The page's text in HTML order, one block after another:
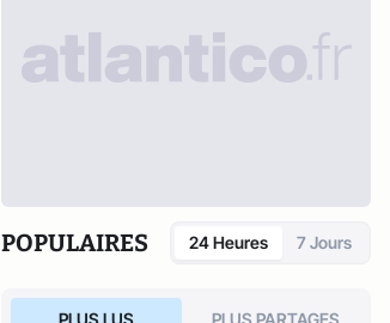
POPULAIRES 24 Heures 7 Jours
PLUS LUS PLUS PARTAGES